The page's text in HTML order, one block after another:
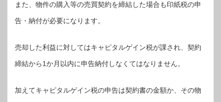
また、物件の購入等の売買契約を締結した場合も印紙税の申
告・納付が必要になります。
売却した利益に対してはキャピタルゲイン税が課され、契約
締結から1か月以内に申告納付しなくてはなりません。
加えてキャピタルゲイン税の申告は契約書の金額か、その物